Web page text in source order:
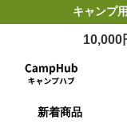
キャンプ
10,000
新着商品